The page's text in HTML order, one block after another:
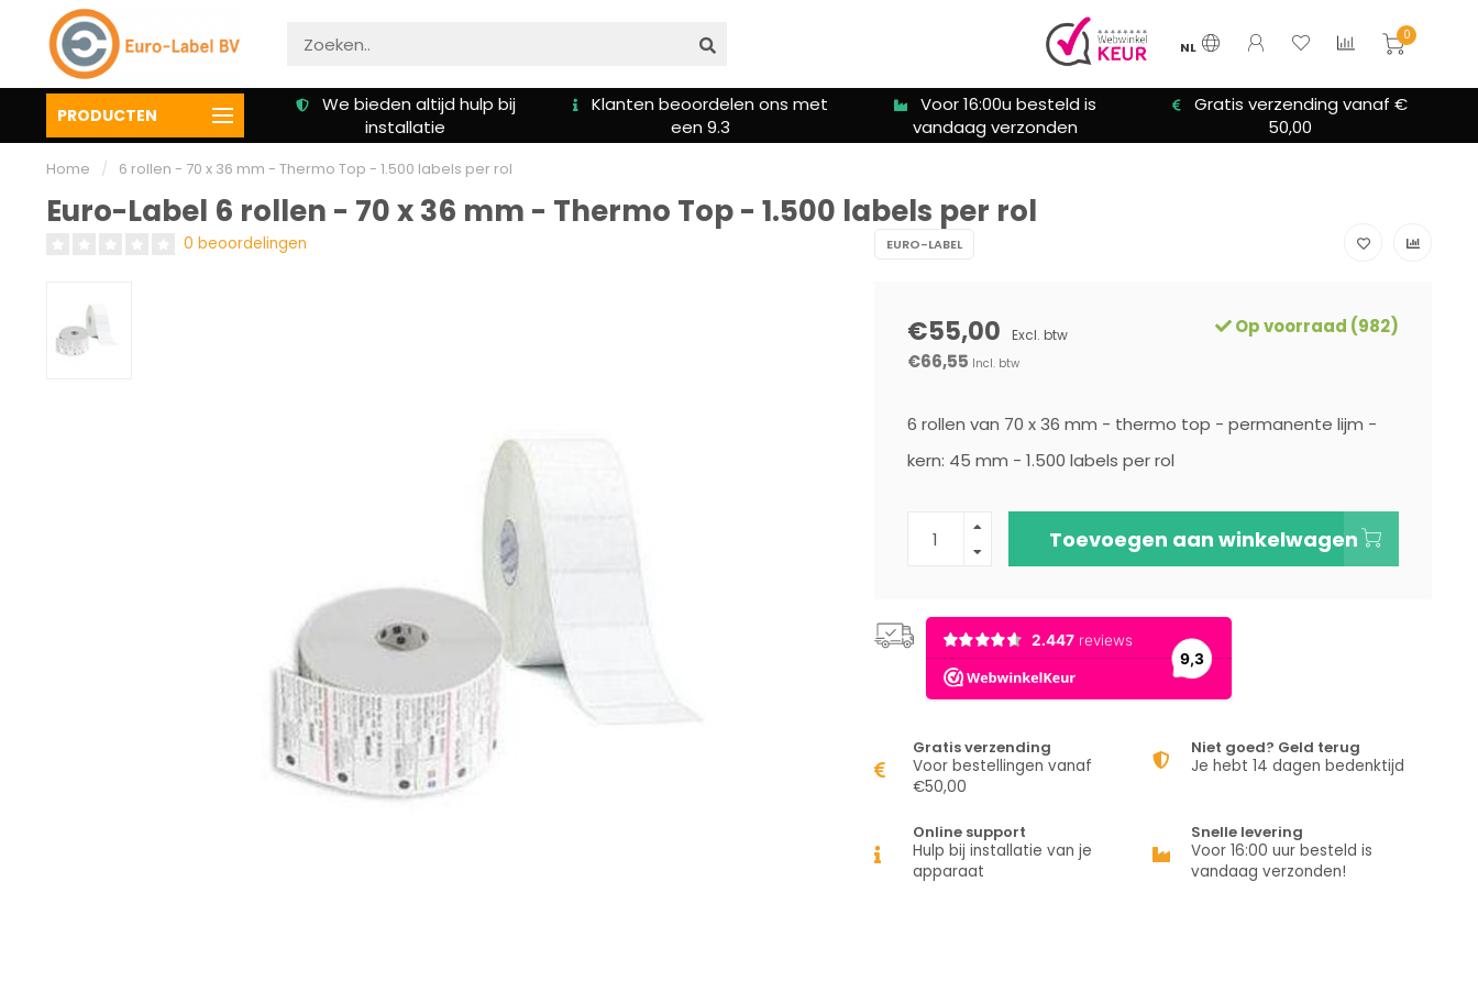
NL
0
PRODUCTEN
Gratis verzending vanaf €
50,00
We bieden altijd hulp bij
installatie
Klanten beoordelen ons met
een 9.3
Voor 16:00u besteld is
vandaag verzonden
Gratis verzending vanaf €
50,00
Home / 6 rollen - 70 x 36 mm - Thermo Top - 1.500 labels per rol
Euro-Label 6 rollen - 70 x 36 mm - Thermo Top - 1.500 labels per rol
0 beoordelingen EURO-LABEL
€55,00 Excl. btw
€66,55 Incl. btw
Op voorraad (982)
6 rollen van 70 x 36 mm - thermo top - permanente lijm -
kern: 45 mm - 1.500 labels per rol
Toevoegen aan winkelwagen
Gratis verzending
Voor bestellingen vanaf
€50,00
Niet goed? Geld terug
Je hebt 14 dagen bedenktijd
Online support
Hulp bij installatie van je
apparaat
Snelle levering
Voor 16:00 uur besteld is
vandaag verzonden!